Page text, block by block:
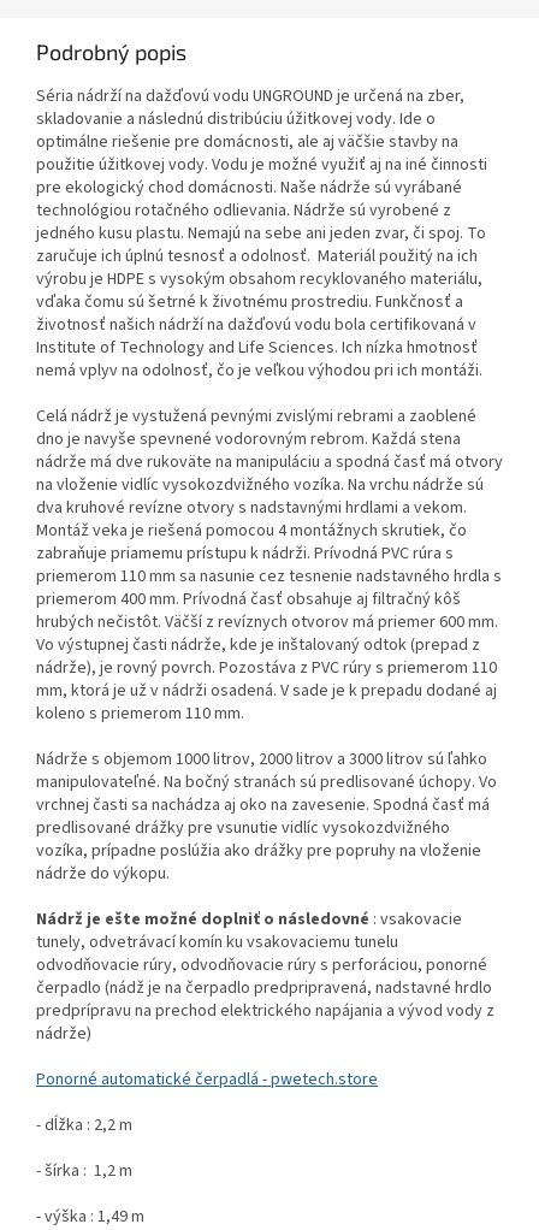
Podrobný popis
Séria nádrží na dažďovú vodu UNGROUND je určená na zber,
skladovanie a následnú distribúciu úžitkovej vody. Ide o
optimálne riešenie pre domácnosti, ale aj väčšie stavby na
použitie úžitkovej vody. Vodu je možné využiť aj na iné činnosti
pre ekologický chod domácnosti. Naše nádrže sú vyrábané
technológiou rotačného odlievania. Nádrže sú vyrobené z
jedného kusu plastu. Nemajú na sebe ani jeden zvar, či spoj. To
zaručuje ich úplnú tesnosť a odolnosť. Materiál použitý na ich
výrobu je HDPE s vysokým obsahom recyklovaného materiálu,
vďaka čomu sú šetrné k životnému prostrediu. Funkčnosť a
životnosť našich nádrží na dažďovú vodu bola certifikovaná v
Institute of Technology and Life Sciences. Ich nízka hmotnosť
nemá vplyv na odolnosť, čo je veľkou výhodou pri ich montáži.
Celá nádrž je vystužená pevnými zvislými rebrami a zaoblené
dno je navyše spevnené vodorovným rebrom. Každá stena
nádrže má dve rukoväte na manipuláciu a spodná časť má otvory
na vloženie vidlíc vysokozdvižného vozíka. Na vrchu nádrže sú
dva kruhové revízne otvory s nadstavnými hrdlami a vekom.
Montáž veka je riešená pomocou 4 montážnych skrutiek, čo
zabraňuje priamemu prístupu k nádrži. Prívodná PVC rúra s
priemerom 110 mm sa nasunie cez tesnenie nadstavného hrdla s
priemerom 400 mm. Prívodná časť obsahuje aj filtračný kôš
hrubých nečistôt. Väčší z revíznych otvorov má priemer 600 mm.
Vo výstupnej časti nádrže, kde je inštalovaný odtok (prepad z
nádrže), je rovný povrch. Pozostáva z PVC rúry s priemerom 110
mm, ktorá je už v nádrži osadená. V sade je k prepadu dodané aj
koleno s priemerom 110 mm.
Nádrže s objemom 1000 litrov, 2000 litrov a 3000 litrov sú ľahko
manipulovateľné. Na bočný stranách sú predlisované úchopy. Vo
vrchnej časti sa nachádza aj oko na zavesenie. Spodná časť má
predlisované drážky pre vsunutie vidlíc vysokozdvižného
vozíka, prípadne poslúžia ako drážky pre popruhy na vloženie
nádrže do výkopu.
Nádrž je ešte možné doplniť o následovné : vsakovacie
tunely, odvetrávací komín ku vsakovaciemu tunelu
odvodňovacie rúry, odvodňovacie rúry s perforáciou, ponorné
čerpadlo (nádž je na čerpadlo predpripravená, nadstavné hrdlo
predprípravu na prechod elektrického napájania a vývod vody z
nádrže)
Ponorné automatické čerpadlá - pwetech.store
- dĺžka : 2,2 m
- šírka : 1,2 m
- výška : 1,49 m